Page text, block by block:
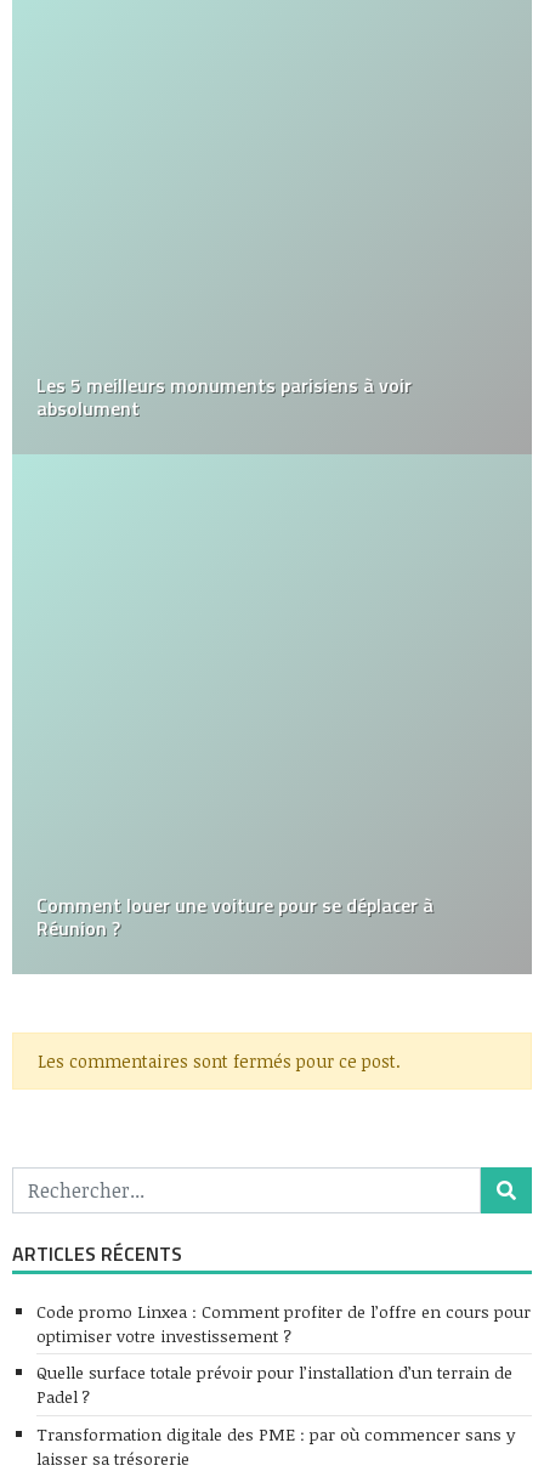
Les 5 meilleurs monuments parisiens à voir
absolument
Comment louer une voiture pour se déplacer à
Réunion ?
Les commentaires sont fermés pour ce post.
ARTICLES RÉCENTS
Code promo Linxea : Comment profiter de l’offre en cours pour
optimiser votre investissement ?
Quelle surface totale prévoir pour l’installation d’un terrain de
Padel ?
Transformation digitale des PME : par où commencer sans y
laisser sa trésorerie